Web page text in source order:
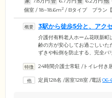
個室 / 18~18.6m2 / Bタイプ プラン
3駅から徒歩5分と、アク
す
介護付有料老人ホーム花咲新
齢の方が安心してお過ごしいた
ずきや転倒を防止する、完全バ
加え、介助が必要な方も安心し
ムは長堀鶴見緑地線「西大橋駅
24時間介護士常駐 /トイレ付き
定員128名 /居室128室 /電話06-